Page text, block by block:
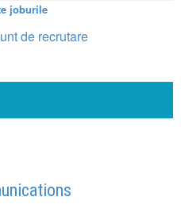
joburile
de recrutare